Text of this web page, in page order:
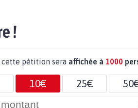
!
cette pétition sera affichée à 1000
10€ 25€